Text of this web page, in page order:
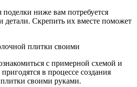
ниже вам потребуется
детали. Скрепить их вместе поможет
с примерной схемой и
в процессе создания
своими руками.